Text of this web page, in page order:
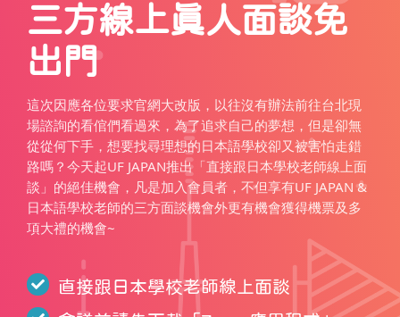
三方線上真人面談免
出門
這次因應各位要求官網大改版，以往沒有辦法前往台北現
場諮詢的看倌們看過來，為了追求自己的夢想，但是卻無
從從何下手，想要找尋理想的日本語學校卻又被害怕走錯
路嗎？今天起UF JAPAN推出「直接跟日本學校老師線上面
談」的絕佳機會，凡是加入會員者，不但享有UF JAPAN &
日本語學校老師的三方面談機會外更有機會獲得機票及多
項大禮的機會~
直接跟日本學校老師線上面談